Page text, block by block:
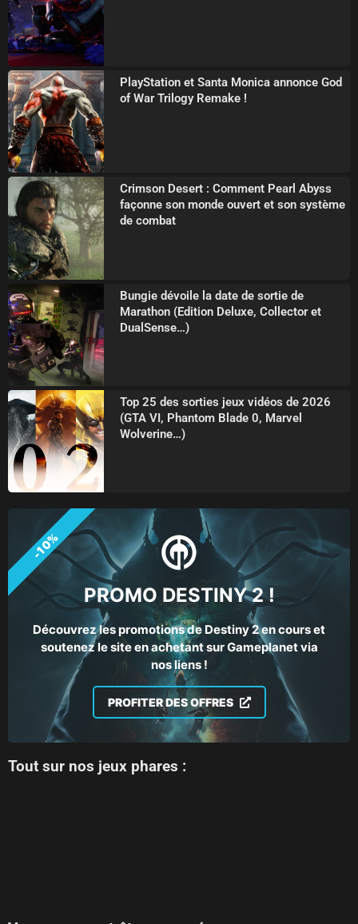
PlayStation et Santa Monica annonce God
of War Trilogy Remake !
Crimson Desert : Comment Pearl Abyss
façonne son monde ouvert et son système
de combat
Bungie dévoile la date de sortie de
Marathon (Edition Deluxe, Collector et
DualSense…)
Top 25 des sorties jeux vidéos de 2026
(GTA VI, Phantom Blade 0, Marvel
Wolverine…)
PROMO DESTINY 2 !
Découvrez les promotions de Destiny 2 en cours et
soutenez le site en achetant sur Gameplanet via
nos liens !
PROFITER DES OFFRES
-10%
Tout sur nos jeux phares :